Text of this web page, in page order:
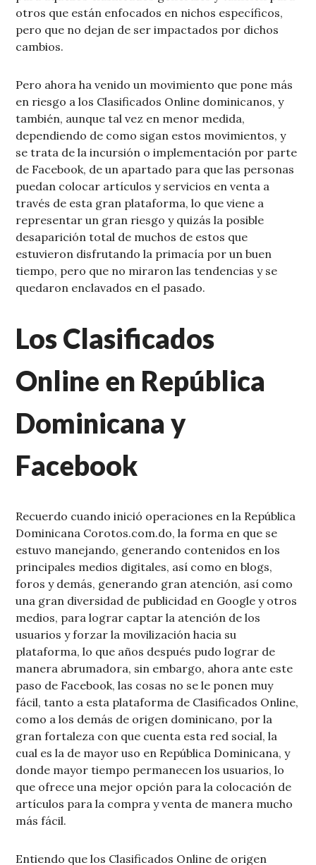
otros que están enfocados en nichos específicos,
pero que no dejan de ser impactados por dichos
cambios.
Pero ahora ha venido un movimiento que pone más
en riesgo a los Clasificados Online dominicanos, y
también, aunque tal vez en menor medida,
dependiendo de como sigan estos movimientos, y
se trata de la incursión o implementación por parte
de Facebook, de un apartado para que las personas
puedan colocar artículos y servicios en venta a
través de esta gran plataforma, lo que viene a
representar un gran riesgo y quizás la posible
desaparición total de muchos de estos que
estuvieron disfrutando la primacía por un buen
tiempo, pero que no miraron las tendencias y se
quedaron enclavados en el pasado.
Los Clasificados
Online en República
Dominicana y
Facebook
Recuerdo cuando inició operaciones en la República
Dominicana Corotos.com.do, la forma en que se
estuvo manejando, generando contenidos en los
principales medios digitales, así como en blogs,
foros y demás, generando gran atención, así como
una gran diversidad de publicidad en Google y otros
medios, para lograr captar la atención de los
usuarios y forzar la movilización hacia su
plataforma, lo que años después pudo lograr de
manera abrumadora, sin embargo, ahora ante este
paso de Facebook, las cosas no se le ponen muy
fácil, tanto a esta plataforma de Clasificados Online,
como a los demás de origen dominicano, por la
gran fortaleza con que cuenta esta red social, la
cual es la de mayor uso en República Dominicana, y
donde mayor tiempo permanecen los usuarios, lo
que ofrece una mejor opción para la colocación de
artículos para la compra y venta de manera mucho
más fácil.
Entiendo que los Clasificados Online de origen